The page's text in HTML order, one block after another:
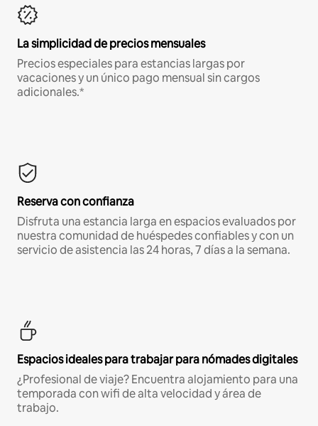
La simplicidad de precios mensuales
Precios especiales para estancias largas por
vacaciones y un único pago mensual sin cargos
adicionales.*
Reserva con confianza
Disfruta una estancia larga en espacios evaluados por
nuestra comunidad de huéspedes confiables y con un
servicio de asistencia las 24 horas, 7 días a la semana.
Espacios ideales para trabajar para nómades digitales
¿Profesional de viaje? Encuentra alojamiento para una
temporada con wifi de alta velocidad y área de
trabajo.